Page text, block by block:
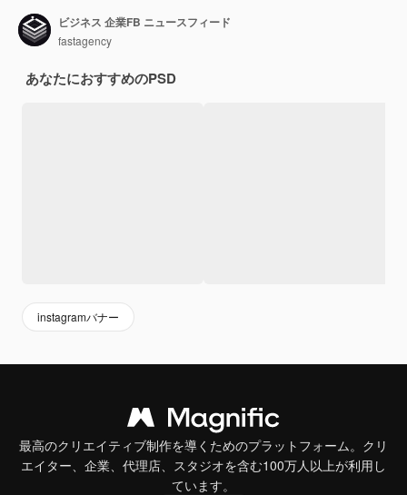
ビジネス 企業FB ニュースフィード
fastagency
あなたにおすすめのPSD
instagramバナー
最高のクリエイティブ制作を導くためのプラットフォーム。クリ
エイター、企業、代理店、スタジオを含む100万人以上が利用し
ています。